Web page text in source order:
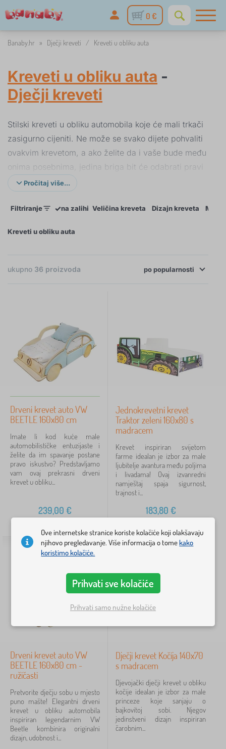
0 €
Banaby.hr » Dječji kreveti / Kreveti u obliku auta
Kreveti u obliku auta -
Dječji kreveti
Stilski kreveti u obliku automobila koje će mali trkači
zasigurno cijeniti. Ne može se svako dijete pohvaliti
ovakvim krevetom, a ako želite da i vaše bude među
onima posebnima, jedina briga bit će odabrati pravi
model. U ponudi imamo
Pročitaj više...
Filtriranje ✓na zalihi Veličina kreveta Dizajn kreveta
FILTRIRANJE ×
Dizajn kreveta
s barijerom
2
Materijal za krevet
iverica / MDF ploča
2
Boja kreveta
plava
1
ružičasta
1
Pretraži unutar filtra
Dostupnost
Ukloni FILTRIRAJ
Kreveti u obliku auta
ukupno 36 proizvoda
Drveni krevet auto VW
BEETLE 160x80 cm
Imate li kod kuće male
automobilističke entuzijaste i
želite da im spavanje postane
pravo iskustvo? Predstavljamo
vam ovaj prekrasni drveni
krevet u obliku...
239,00 €
Jednokrevetni krevet
Traktor zeleni 160x80 s
madracem
Krevet inspiriran svijetom
farme idealan je izbor za male
ljubitelje avantura među poljima
i livadama! Ovaj izvanredni
namještaj spaja sigurnost,
trajnost i...
183,80 €
Drveni krevet auto VW
BEETLE 160x80 cm -
ružičasti
Pretvorite dječju sobu u mjesto
puno mašte! Elegantni drveni
krevet u obliku automobila
inspiriran legendarnim VW
Beetle kombinira originalni
dizajn, udobnost i...
Dječji krevet Kočija 140x70
s madracem
Djevojački dječji krevet u obliku
kočije idealan je izbor za male
princeze koje sanjaju o
bajkovitoj sobi. Njegov
jedinstveni dizajn inspiriran
čarobnim...
Ove internetske stranice koriste kolačiće koji olakšavaju
njihovo pregledavanje. Više informacija o tomekako
koristimo kolačiće.
Prihvati sve kolačiće
Prihvati samo nužne kolačiće